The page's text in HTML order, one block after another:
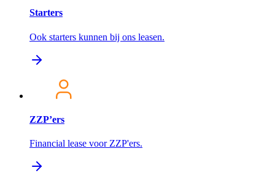
Starters
Ook starters kunnen bij ons leasen.
ZZP’ers
Financial lease voor ZZP'ers.